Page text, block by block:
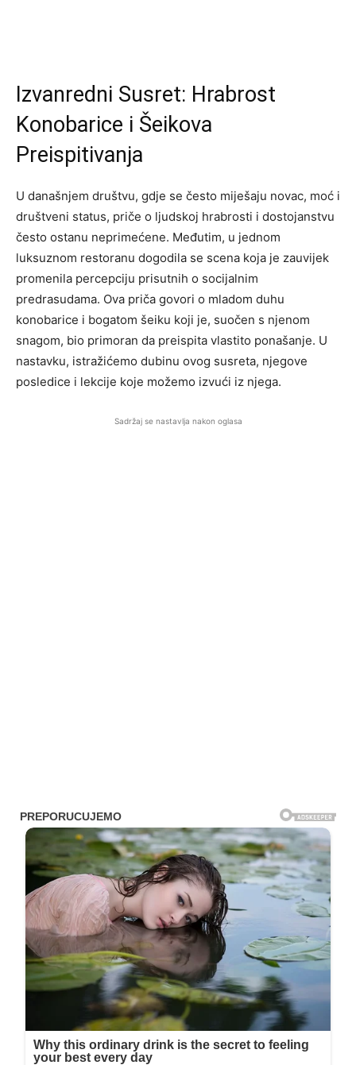
Izvanredni Susret: Hrabrost
Konobarice i Šeikova
Preispitivanja
U današnjem društvu, gdje se često miješaju novac, moć i
društveni status, priče o ljudskoj hrabrosti i dostojanstvu
često ostanu neprimećene. Međutim, u jednom
luksuznom restoranu dogodila se scena koja je zauvijek
promenila percepciju prisutnih o socijalnim
predrasudama. Ova priča govori o mladom duhu
konobarice i bogatom šeiku koji je, suočen s njenom
snagom, bio primoran da preispita vlastito ponašanje. U
nastavku, istražićemo dubinu ovog susreta, njegove
posledice i lekcije koje možemo izvući iz njega.
Sadržaj se nastavlja nakon oglasa